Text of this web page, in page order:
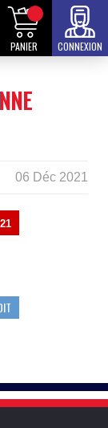
PANIER CONNEXION
06 Déc 2021